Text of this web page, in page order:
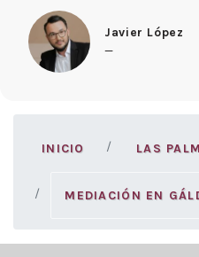
Javier López
—
INICIO LAS
MEDIACIÓN EN